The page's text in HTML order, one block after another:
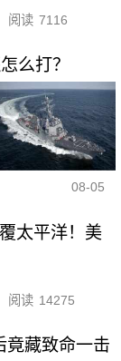
阅读 7116
么打？
08-05
太平洋！美
阅读 14275
竟藏致命一击